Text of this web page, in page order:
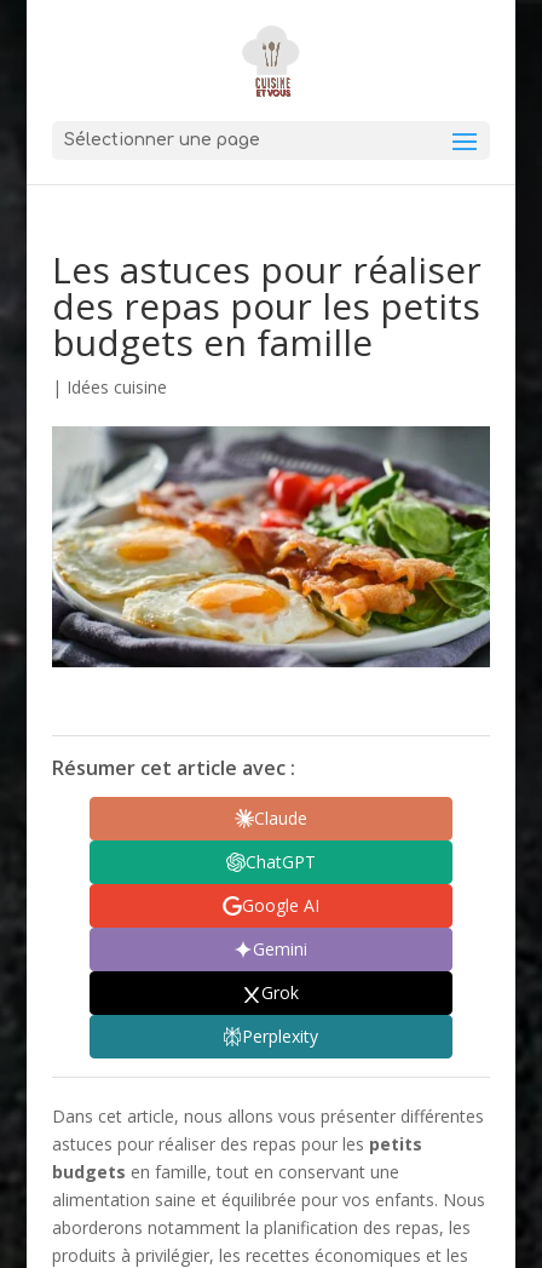
Sélectionner une page
Les astuces pour réaliser
des repas pour les petits
budgets en famille
| Idées cuisine
Résumer cet article avec :
Claude
ChatGPT
Google AI
Gemini
Grok
Perplexity
Dans cet article, nous allons vous présenter différentes
astuces pour réaliser des repas pour les petits
budgets en famille, tout en conservant une
alimentation saine et équilibrée pour vos enfants. Nous
aborderons notamment la planification des repas, les
produits à privilégier, les recettes économiques et les